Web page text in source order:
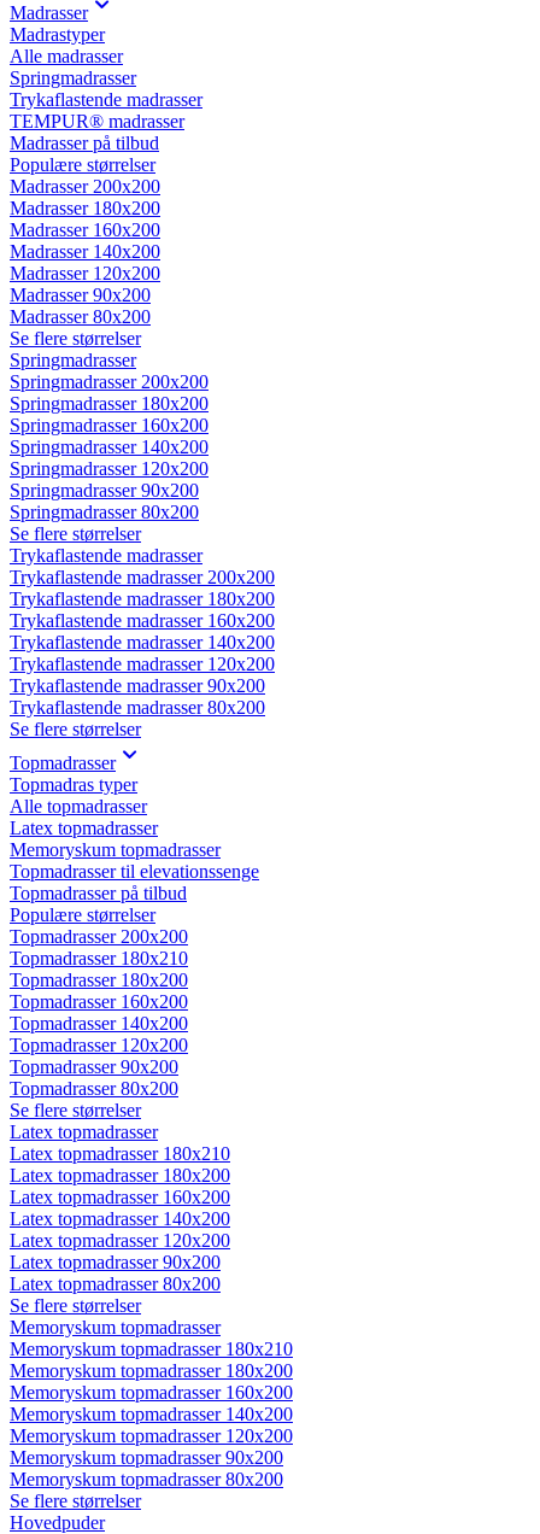
Madrasser
Madrastyper
Alle madrasser
Springmadrasser
Trykaflastende madrasser
TEMPUR® madrasser
Madrasser på tilbud
Populære størrelser
Madrasser 200x200
Madrasser 180x200
Madrasser 160x200
Madrasser 140x200
Madrasser 120x200
Madrasser 90x200
Madrasser 80x200
Se flere størrelser
Springmadrasser
Springmadrasser 200x200
Springmadrasser 180x200
Springmadrasser 160x200
Springmadrasser 140x200
Springmadrasser 120x200
Springmadrasser 90x200
Springmadrasser 80x200
Se flere størrelser
Trykaflastende madrasser
Trykaflastende madrasser 200x200
Trykaflastende madrasser 180x200
Trykaflastende madrasser 160x200
Trykaflastende madrasser 140x200
Trykaflastende madrasser 120x200
Trykaflastende madrasser 90x200
Trykaflastende madrasser 80x200
Se flere størrelser
Topmadrasser
Topmadras typer
Alle topmadrasser
Latex topmadrasser
Memoryskum topmadrasser
Topmadrasser til elevationssenge
Topmadrasser på tilbud
Populære størrelser
Topmadrasser 200x200
Topmadrasser 180x210
Topmadrasser 180x200
Topmadrasser 160x200
Topmadrasser 140x200
Topmadrasser 120x200
Topmadrasser 90x200
Topmadrasser 80x200
Se flere størrelser
Latex topmadrasser
Latex topmadrasser 180x210
Latex topmadrasser 180x200
Latex topmadrasser 160x200
Latex topmadrasser 140x200
Latex topmadrasser 120x200
Latex topmadrasser 90x200
Latex topmadrasser 80x200
Se flere størrelser
Memoryskum topmadrasser
Memoryskum topmadrasser 180x210
Memoryskum topmadrasser 180x200
Memoryskum topmadrasser 160x200
Memoryskum topmadrasser 140x200
Memoryskum topmadrasser 120x200
Memoryskum topmadrasser 90x200
Memoryskum topmadrasser 80x200
Se flere størrelser
Hovedpuder